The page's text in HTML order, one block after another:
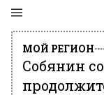
МОЙ РЕГИОН
Собянин